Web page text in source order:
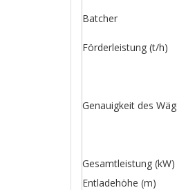
Batcher
Förderleistung (t/h)
Genauigkeit des
Gesamtleistung (kW)
Entladehöhe (m)